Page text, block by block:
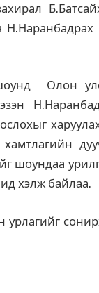
Н.Наранбадрах
Олон
шоундаа
хэлж байлаа.
урлагийг